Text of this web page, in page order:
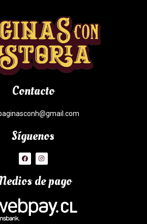
Contacto
Síguenos
de pago